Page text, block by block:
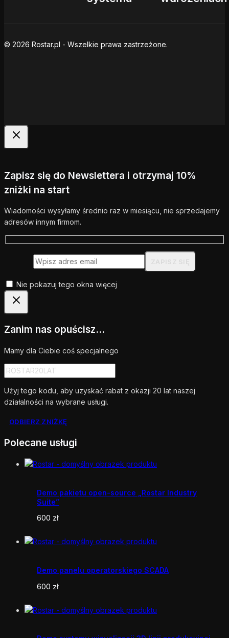
© 2026 Rostar.pl - Wszelkie prawa zastrzeżone.
Zapisz się do Newslettera i otrzymaj 10%
zniżki na start
Wiadomości wysyłamy średnio raz w miesiącu, nie sprzedajemy
adresów innym firmom.
Nie pokazuj tego okna więcej
Zanim nas opuścisz...
Mamy dla Ciebie coś specjalnego
Użyj tego kodu, aby uzyskać rabat z okazji 20 lat naszej
działalności na wybrane usługi.
ODBIERZ ZNIŻKĘ
Polecane usługi
Demo pakietu open-source „Rostar Industry
Suite”
600 zł
Demo panelu operatorskiego SCADA
600 zł